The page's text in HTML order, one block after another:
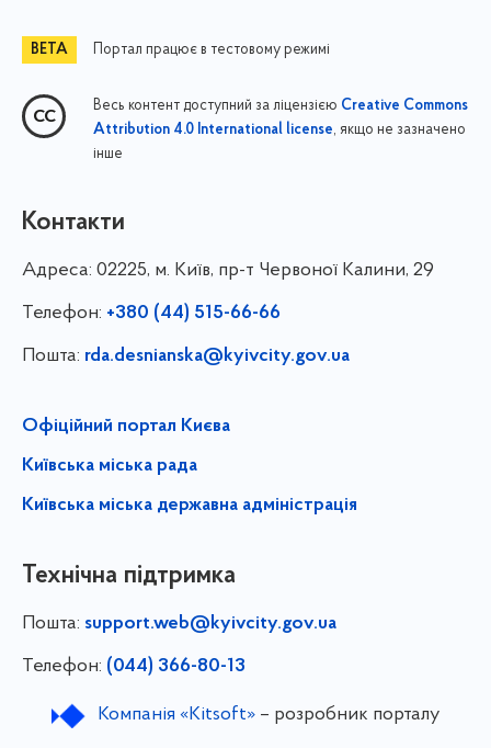
Портал працює в тестовому режимі
Весь контент доступний за ліцензією Creative Commons
Attribution 4.0 International license, якщо не зазначено
інше
Контакти
Адреса: 02225, м. Київ, пр-т Червоної Калини, 29
Телефон: +380 (44) 515-66-66
Пошта: rda.desnianska@kyivcity.gov.ua
Офіційний портал Києва
Київська міська рада
Київська міська державна адміністрація
Технічна підтримка
Пошта: support.web@kyivcity.gov.ua
Телефон: (044) 366-80-13
Компанія «Kitsoft»– розробник порталу